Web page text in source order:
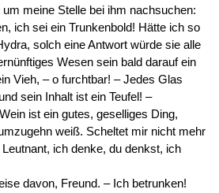
meine Stelle bei ihm nachsuchen:
ich sei ein Trunkenbold! Hätte ich so
solch eine Antwort würde sie alle
Wesen sein bald darauf ein
Vieh, – o furchtbar! – Jedes Glas
sein Inhalt ist ein Teufel! –
ist ein gutes, geselliges Ding,
weiß. Scheltet mir nicht mehr
ich denke, du denkst, ich
davon, Freund. – Ich betrunken!